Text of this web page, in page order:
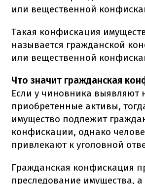
или вещественной
Такая конфискация
называется гражданской
или вещественной
Что значит гражданская
Если у чиновника выявляют
приобретенные активы,
имущество подлежит
конфискации, однако
привлекают к уголовной
Гражданская конфискация
преследование имущества, а